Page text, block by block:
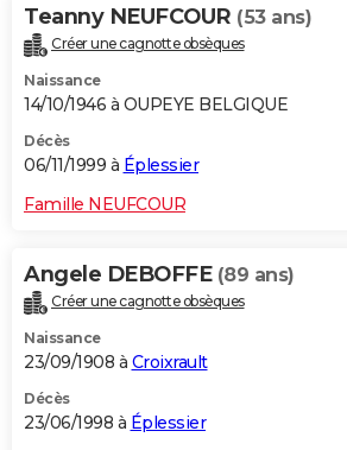
Teanny NEUFCOUR (53 ans)
Créer une cagnotte obsèques
Naissance
14/10/1946 à OUPEYE BELGIQUE
Décès
06/11/1999 à Éplessier
Famille NEUFCOUR
Angele DEBOFFE (89 ans)
Créer une cagnotte obsèques
Naissance
23/09/1908 à Croixrault
Décès
23/06/1998 à Éplessier